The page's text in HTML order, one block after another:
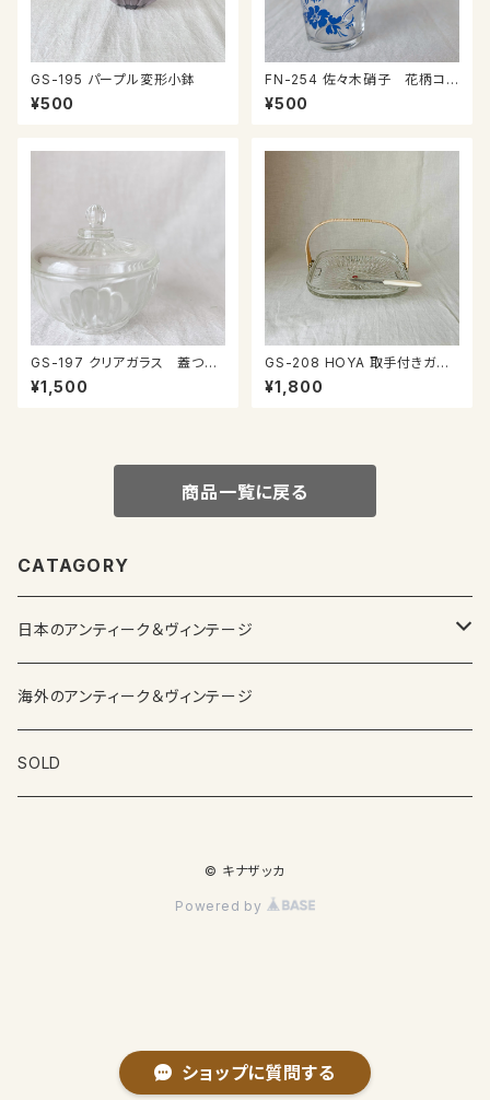
ショップに質問する
GS-195 パープル変形小鉢
¥500
FN-254 佐々木硝子 花柄コッ
プ④
¥500
GS-197 クリアガラス 蓋つき
小物入れ
¥1,500
GS-208 HOYA 取手付きガラ
ス皿
¥1,800
商品一覧に戻る
CATAGORY
日本のアンティーク＆ヴィンテージ
カップ＆ソーサー
ガラス製品
海外のアンティーク＆ヴィンテージ
SOLD
© キナザッカ
Powered by